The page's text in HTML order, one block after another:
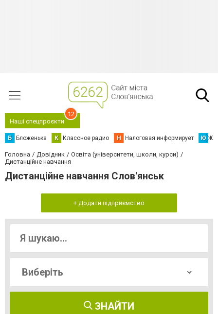
Наші спецпроєкти
12
Б Бложенька К Классное радио Н Налоговая информирует Ю
Головна Довідник
Освіта (університети, школи, курси)
Дистанційне навчання
Дистанційне навчання Слов'янськ
+ Додати підприємство
ЗНАЙТИ